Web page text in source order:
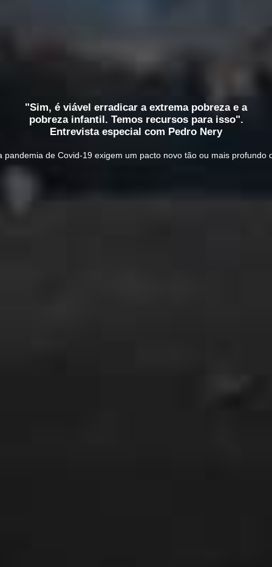
"Sim, é viável erradicar a extrema pobreza e a
pobreza infantil. Temos recursos para isso".
Entrevista especial com Pedro Nery
pandemia de Covid-19 exigem um pacto novo tão ou mais